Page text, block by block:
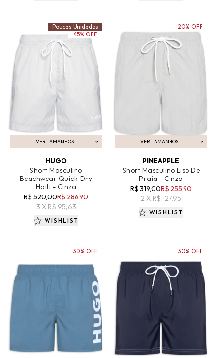
VER TAMANHOS
ADICIONAR AO CARRINHO
HUGO
Short Masculino
Beachwear Quick-Dry
Haiti - Cinza
R$ 520,00R$ 286,90
3 X R$ 95,63
Poucas Unidades
45% OFF
WISHLIST
VER TAMANHOS
ADICIONAR AO CARRINHO
PINEAPPLE
Short Masculino Liso De
Praia - Cinza
R$ 319,00R$ 255,90
2 X R$ 127,95
20% OFF
WISHLIST
30% OFF 30% OFF